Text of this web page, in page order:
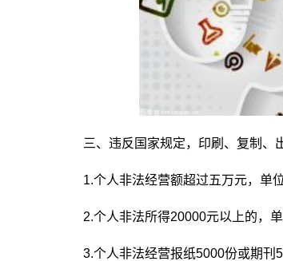
三、违反国家规定，印刷、复制、
1.个人非法经营额超过五万元，单
2.个人非法所得20000元以上的，
3.个人非法经营报纸5000份或期刊